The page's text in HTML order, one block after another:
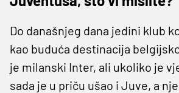
Do današnjeg dana jedini klub
kao buduća destinacija
je milanski Inter, ali ukoliko je
sada je u priču ušao i Juve, a